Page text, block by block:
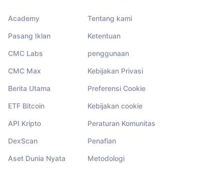
Academy
Pasang Iklan
CMC Labs
CMC Max
Berita Utama
ETF Bitcoin
API Kripto
DexScan
Aset Dunia Nyata
Tentang kami
Ketentuan
penggunaan
Kebijakan Privasi
Preferensi Cookie
Kebijakan cookie
Peraturan Komunitas
Penafian
Metodologi